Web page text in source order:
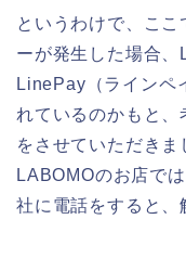
というわけで、こ
ーが発生した場合
LinePay（ラインペ
れているのかもと
をさせていただきま
LABOMOのお店で
社に電話をすると、